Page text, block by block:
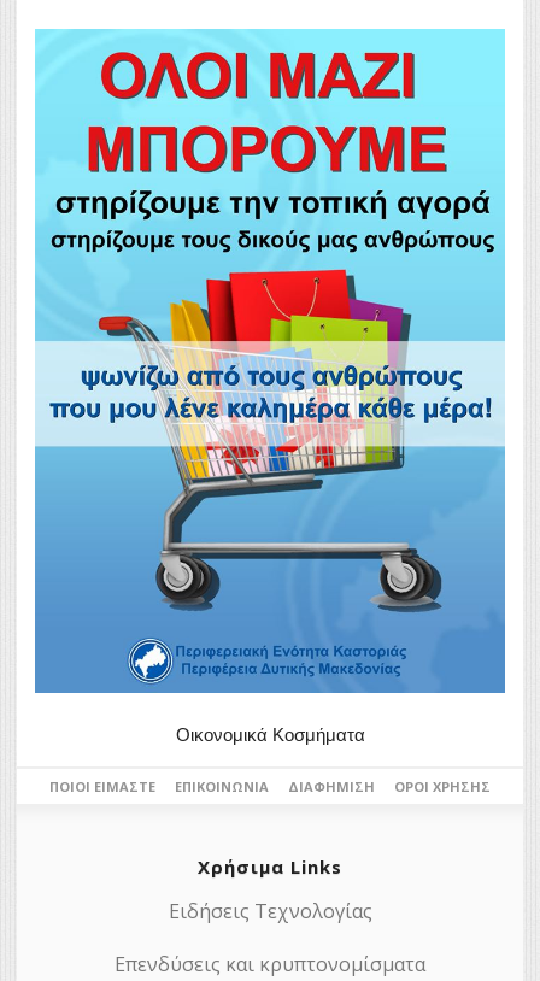
Οικονομικά Κοσμήματα
ΠΟΙΟΙ ΕΊΜΑΣΤΕ ΕΠΙΚΟΙΝΩΝΊΑ ΔΙΑΦΉΜΙΣΗ ΌΡΟΙ ΧΡΉΣΗΣ
Χρήσιμα Links
Ειδήσεις Τεχνολογίας
Επενδύσεις και κρυπτονομίσματα